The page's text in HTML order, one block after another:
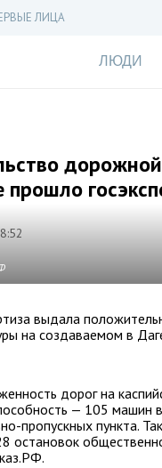
ЛИЦА
ЛЮДИ
прошло
выдала
на создаваемом в
дорог на
— 105 машин
пропускных пункта.
остановок